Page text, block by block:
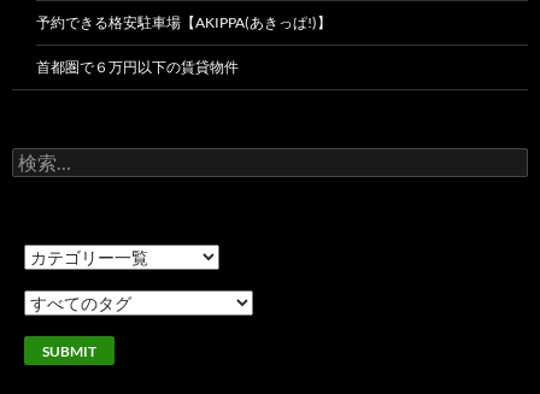
予約できる格安駐車場【AKIPPA(あきっぱ!)】
首都圏で６万円以下の賃貸物件
検
索: